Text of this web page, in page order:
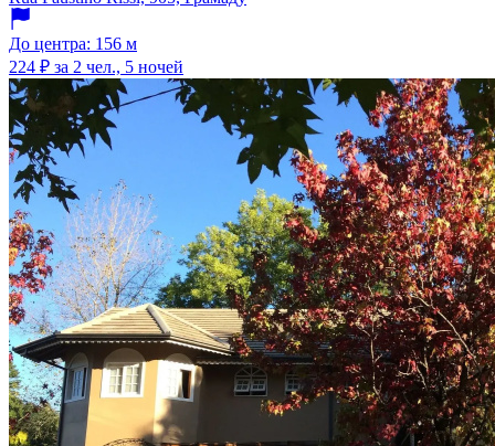
До центра: 156 м
224 ₽ за 2 чел., 5 ночей